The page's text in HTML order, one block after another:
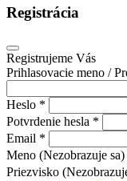
Registrácia
Registrujeme Vás
Prihlasovacie meno /
Heslo *
Potvrdenie hesla *
Email *
Meno (Nezobrazuje sa)
Priezvisko